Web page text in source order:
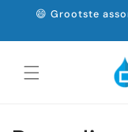
naar de
😄 Grootste